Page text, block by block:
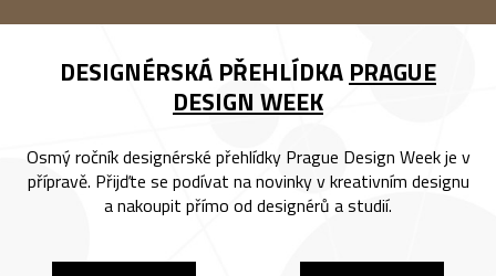
DESIGNÉRSKÁ PŘEHLÍDKA PRAGUE
DESIGN WEEK
Osmý ročník designérské přehlídky Prague Design Week je v
přípravě. Přijďte se podívat na novinky v kreativním designu
a nakoupit přímo od designérů a studií.